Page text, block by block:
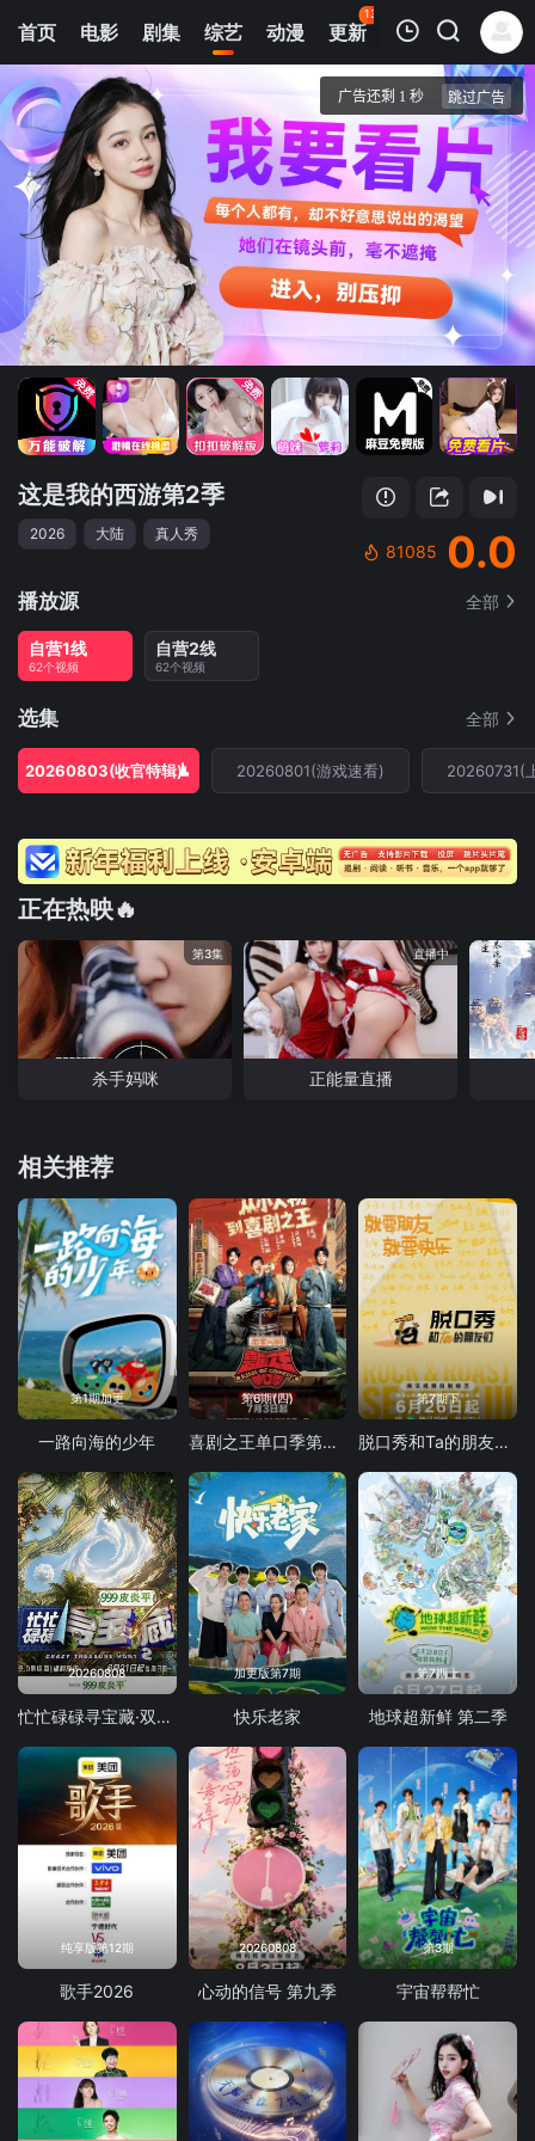
首页 电影 剧集 综艺 动漫 更新
137
热榜 APP
我的观影记录
20260803(收官特辑)
这是我的西游第2季
清空
这是我的西游第2季
2026 大陆 真人秀
81085 0.0
播放源 全部
自营1线
62个视频
自营2线
62个视频
选集 全部
20260803(收官特辑) 20260801(游戏速看) 20260731(
正在热映🔥
第3集
杀手妈咪
直播中
正能量直播
相关推荐
第1期加更
一路向海的少年
第6期(四)
喜剧之王单口季第三季
第7期下
脱口秀和Ta的朋友们 第三季
20260808
忙忙碌碌寻宝藏·双人成行季
加更版第7期
快乐老家
第7期上
地球超新鲜 第二季
纯享版第12期
歌手2026
20260808
心动的信号 第九季
第3期
宇宙帮帮忙